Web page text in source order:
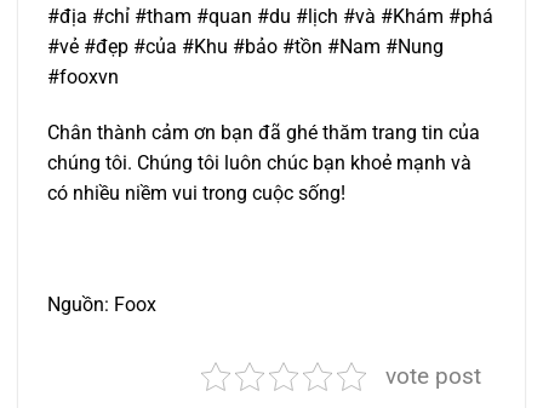
#địa #chỉ #tham #quan #du #lịch #và #Khám #phá
#vẻ #đẹp #của #Khu #bảo #tồn #Nam #Nung
#fooxvn
Chân thành cảm ơn bạn đã ghé thăm trang tin của
chúng tôi. Chúng tôi luôn chúc bạn khoẻ mạnh và
có nhiều niềm vui trong cuộc sống!
Nguồn: Foox
vote post